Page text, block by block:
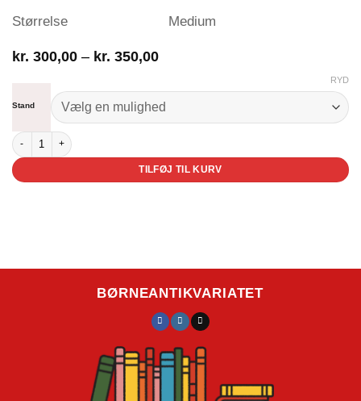
Størrelse
Medium
kr. 300,00 – kr. 350,00Prisinterval:
kr. 350,00
Stand
RYD
Kippe Ko antal
TILFØJ TIL KURV
BØRNEANTIKVARIATET